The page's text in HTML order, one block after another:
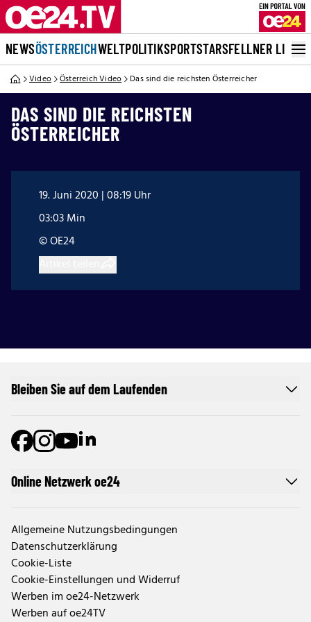
NEWSÖSTERREICHWELTPOLITIKSPORTSTARSFELLNER LIVE
Video Österreich Video Das sind die reichsten Österreicher
DAS SIND DIE REICHSTEN
ÖSTERREICHER
19. Juni 2020 | 08:19 Uhr
03:03 Min
© OE24
Online Netzwerk oe24
Allgemeine Nutzungsbedingungen
Datenschutzerklärung
Cookie-Liste
Cookie-Einstellungen und Widerruf
Werben im oe24-Netzwerk
Werben auf oe24TV
Bleiben Sie auf dem Laufenden